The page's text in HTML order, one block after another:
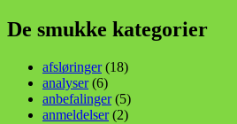
De smukke kategorier
afsløringer(18)
analyser(6)
anbefalinger(5)
anmeldelser(2)